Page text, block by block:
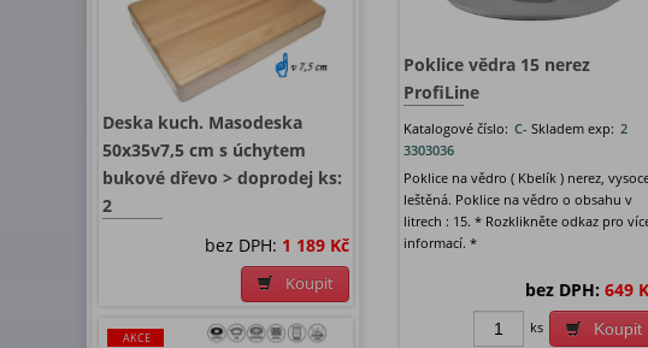
Deska kuch. Masodeska
50x35v7,5 cm s úchytem
bukové dřevo > doprodej ks:
2
bez DPH: 1 189 Kč
Koupit
AKCE
Poklice vědra 15 nerez
ProfiLine
Katalogové číslo: C-
3303036
Skladem exp: 2
Poklice na vědro ( Kbelík ) nerez,
leštěná. Poklice na vědro o obsahu v
litrech : 15. * Rozklikněte odkaz pro
informací. *
bez DPH: 649
Koupit
ks